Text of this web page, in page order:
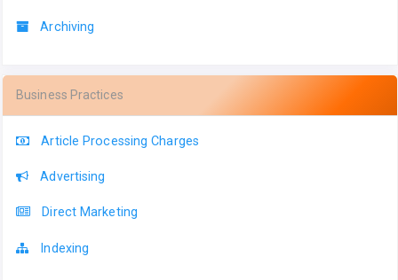
Archiving
Business Practices
Article Processing Charges
Advertising
Direct Marketing
Indexing